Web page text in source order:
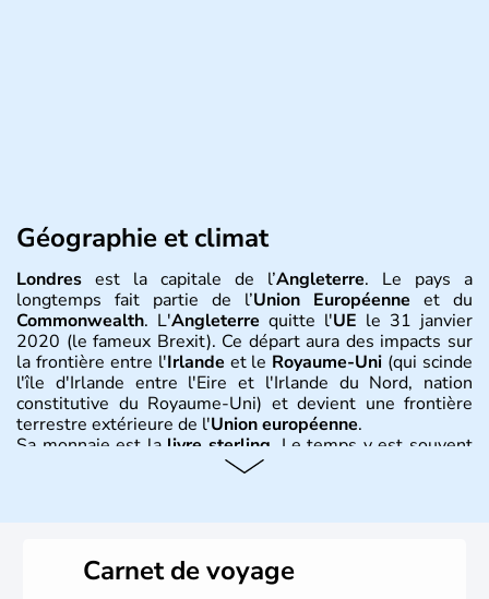
Géographie et climat
Londres est la capitale de l’Angleterre. Le pays a
longtemps fait partie de l’Union Européenne et du
Commonwealth. L'Angleterre quitte l'UE le 31 janvier
2020 (le fameux Brexit). Ce départ aura des impacts sur
la frontière entre l'Irlande et le Royaume-Uni (qui scinde
l'île d'Irlande entre l'Eire et l'Irlande du Nord, nation
constitutive du Royaume-Uni) et devient une frontière
terrestre extérieure de l'Union européenne.
Sa monnaie est lalivre sterling . Le temps y est souvent
instable avec de nombreuses précipitations : il s’agit d’un
Histoire et administration
Carnet de voyage